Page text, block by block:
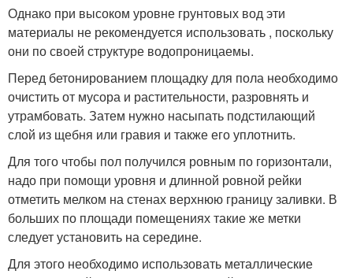
Однако при высоком уровне грунтовых вод эти
материалы не рекомендуется использовать , поскольку
они по своей структуре водопроницаемы.
Перед бетонированием площадку для пола необходимо
очистить от мусора и растительности, разровнять и
утрамбовать. Затем нужно насыпать подстилающий
слой из щебня или гравия и также его уплотнить.
Для того чтобы пол получился ровным по горизонтали,
надо при помощи уровня и длинной ровной рейки
отметить мелком на стенах верхнюю границу заливки. В
больших по площади помещениях такие же метки
следует установить на середине.
Для этого необходимо использовать металлические